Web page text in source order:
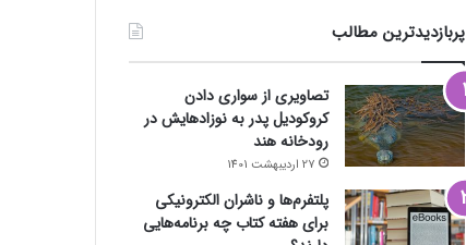
پربازدیدترین مطالب
تصاویری از سواری دادن
کروکودیل پدر به نوزادهایش در
رودخانه هند
27 اردیبهشت 1401
پلتفرم‌ها و ناشران الکترونیکی
برای هفته کتاب چه برنامه‌هایی